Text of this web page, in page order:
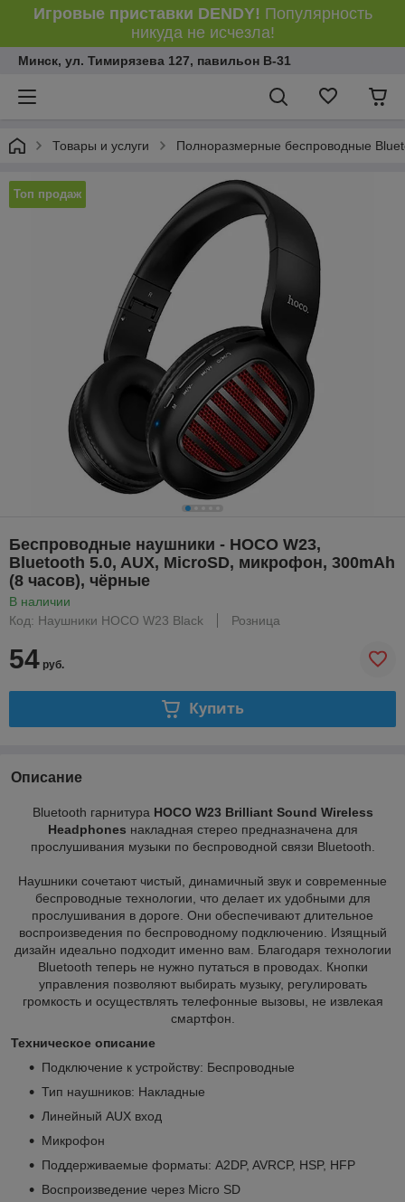
Игровые приставки DENDY! Популярность
никуда не исчезла!
Минск, ул. Тимирязева 127, павильон В-31
Товары и услуги Полноразмерные беспроводные
Топ продаж
Беспроводные наушники - HOCO W23,
Bluetooth 5.0, AUX, MicroSD, микрофон, 300mAh
(8 часов), чёрные
В наличии
Код: Наушники HOCO W23 Black
Розница
54 руб.
Купить
Описание
Bluetooth гарнитура HOCO W23 Brilliant Sound Wireless
Headphones накладная стерео предназначена для
прослушивания музыки по беспроводной связи Bluetooth.
Наушники сочетают чистый, динамичный звук и современные
беспроводные технологии, что делает их удобными для
прослушивания в дороге. Они обеспечивают длительное
воспроизведения по беспроводному подключению. Изящный
дизайн идеально подходит именно вам. Благодаря технологии
Bluetooth теперь не нужно путаться в проводах. Кнопки
управления позволяют выбирать музыку, регулировать
громкость и осуществлять телефонные вызовы, не извлекая
смартфон.
Техническое описание
Подключение к устройству: Беспроводные
Тип наушников: Накладные
Линейный AUX вход
Микрофон
Поддерживаемые форматы: A2DP, AVRCP, HSP, HFP
Воспроизведение через Micro SD